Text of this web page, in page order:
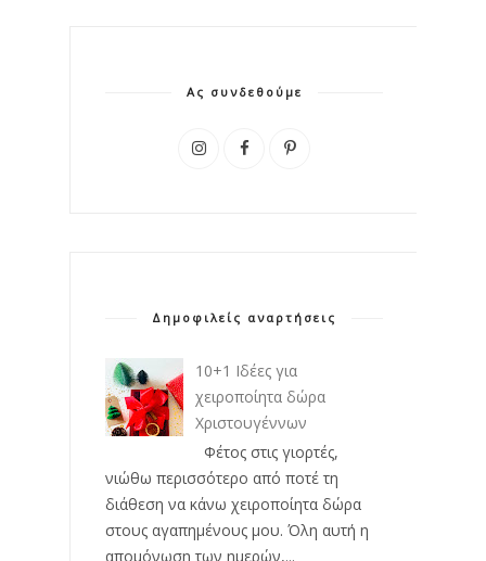
Ας συνδεθούμε
Δημοφιλείς αναρτήσεις
10+1 Ιδέες για
χειροποίητα δώρα
Χριστουγέννων
Φέτος στις γιορτές,
νιώθω περισσότερο από ποτέ τη
διάθεση να κάνω χειροποίητα δώρα
στους αγαπημένους μου. Όλη αυτή η
απομόνωση των ημερών,...